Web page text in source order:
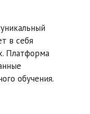
в себя
Платформа
обучения.